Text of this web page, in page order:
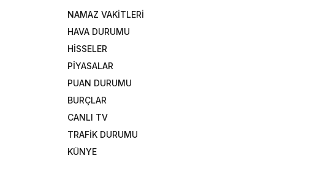
NAMAZ VAKİTLERİ
HAVA DURUMU
HİSSELER
PİYASALAR
PUAN DURUMU
BURÇLAR
CANLI TV
TRAFİK DURUMU
KÜNYE